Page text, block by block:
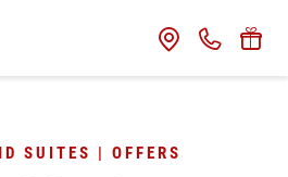
SUITES | OFFERS